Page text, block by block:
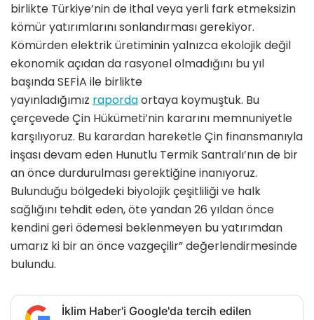
birlikte Türkiye’nin de ithal veya yerli fark etmeksizin
kömür yatırımlarını sonlandırması gerekiyor.
Kömürden elektrik üretiminin yalnızca ekolojik değil
ekonomik açıdan da rasyonel olmadığını bu yıl
başında SEFİA ile birlikte
yayınladığımız rapordaortaya koymuştuk. Bu
çerçevede Çin Hükümeti’nin kararını memnuniyetle
karşılıyoruz. Bu karardan hareketle Çin finansmanıyla
inşası devam eden Hunutlu Termik Santralı’nın de bir
an önce durdurulması gerektiğine inanıyoruz.
Bulunduğu bölgedeki biyolojik çeşitliliği ve halk
sağlığını tehdit eden, öte yandan 26 yıldan önce
kendini geri ödemesi beklenmeyen bu yatırımdan
umarız ki bir an önce vazgeçilir” değerlendirmesinde
bulundu.
İklim Haber'i Google'da tercih edilen